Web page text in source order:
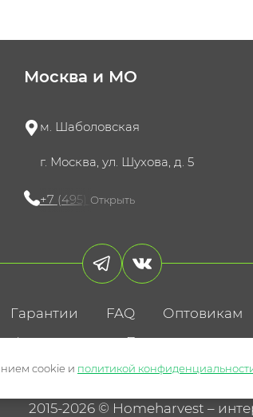
Москва и МО
м. Шаболовская
г. Москва, ул. Шухова, д. 5
+7 (495) 721-60-15
Открыть
Гарантии FAQ Оптовикам
Пользовательское
2015-2026 © Homeharvest –
cookie и политикой